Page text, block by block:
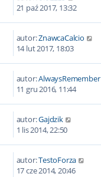
21 paź 2017, 13:32
autor:ZnawcaCalcio
14 lut 2017, 18:03
autor:AlwaysRemember
11 gru 2016, 11:44
autor:Gajdzik
1 lis 2014, 22:50
autor:TestoForza
17 cze 2014, 20:46